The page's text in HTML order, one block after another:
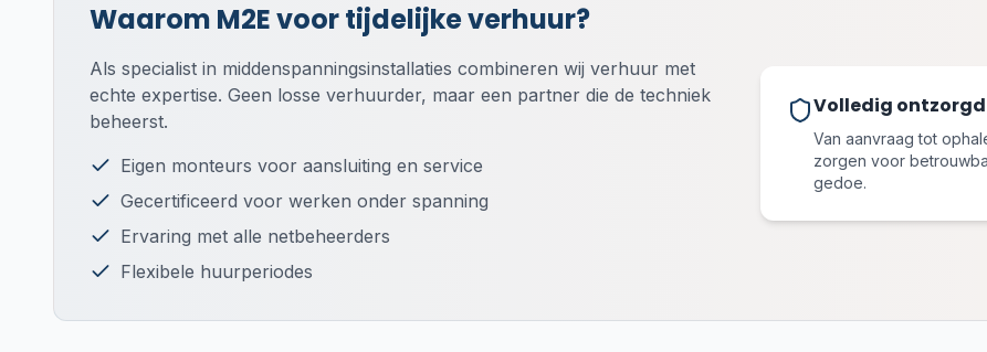
Waarom M2E voor tijdelijke verhuur?
Als specialist in middenspanningsinstallaties combineren wij verhuur met
echte expertise. Geen losse verhuurder, maar een partner die de techniek
beheerst.
Eigen monteurs voor aansluiting en service
Gecertificeerd voor werken onder spanning
Ervaring met alle netbeheerders
Flexibele huurperiodes
Volledig ontzorgd
Van aanvraag tot
zorgen voor
gedoe.